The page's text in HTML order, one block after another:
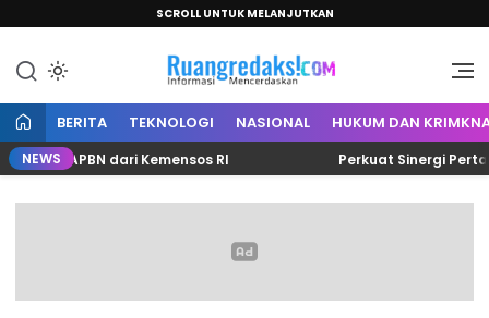
SCROLL UNTUK MELANJUTKAN
Ruang Redaksi
Informasi Mencerdaskan
BERITA TEKNOLOGI NASIONAL HUKUM DAN
NEWS
APBN dari Kemensos RI Perkuat Sinergi